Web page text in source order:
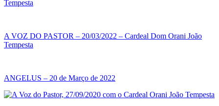
Tempesta
A VOZ DO PASTOR – 20/03/2022 – Cardeal Dom Orani João
Tempesta
ANGELUS – 20 de Março de 2022